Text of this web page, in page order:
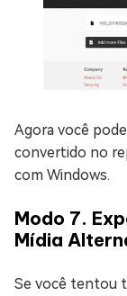
Agora você
convertido no
com Windows.
Modo 7.
Mídia
Se você tentou